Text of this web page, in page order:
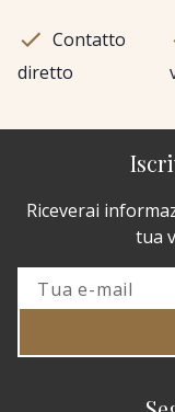
Contatto
diretto
Riceverai
tua